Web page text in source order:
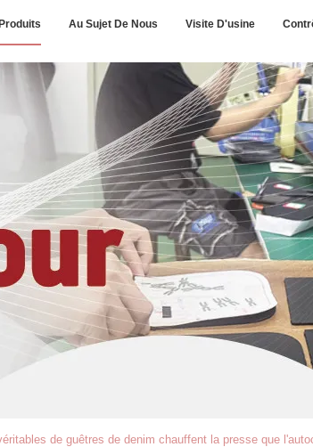
Produits Au Sujet De Nous Visite D'usine
de guêtres de denim chauffent la presse que